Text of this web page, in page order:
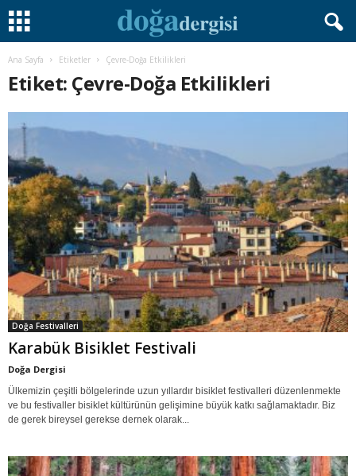
Ana Sayfa Etiketler Çevre-Doğa Etkilikleri
Etiket: Çevre-Doğa Etkilikleri
Doğa Festivalleri
Karabük Bisiklet Festivali
Doğa Dergisi
Ülkemizin çeşitli bölgelerinde uzun yıllardır bisiklet festivalleri düzenlenmekte
ve bu festivaller bisiklet kültürünün gelişimine büyük katkı sağlamaktadır. Biz
de gerek bireysel gerekse dernek olarak...